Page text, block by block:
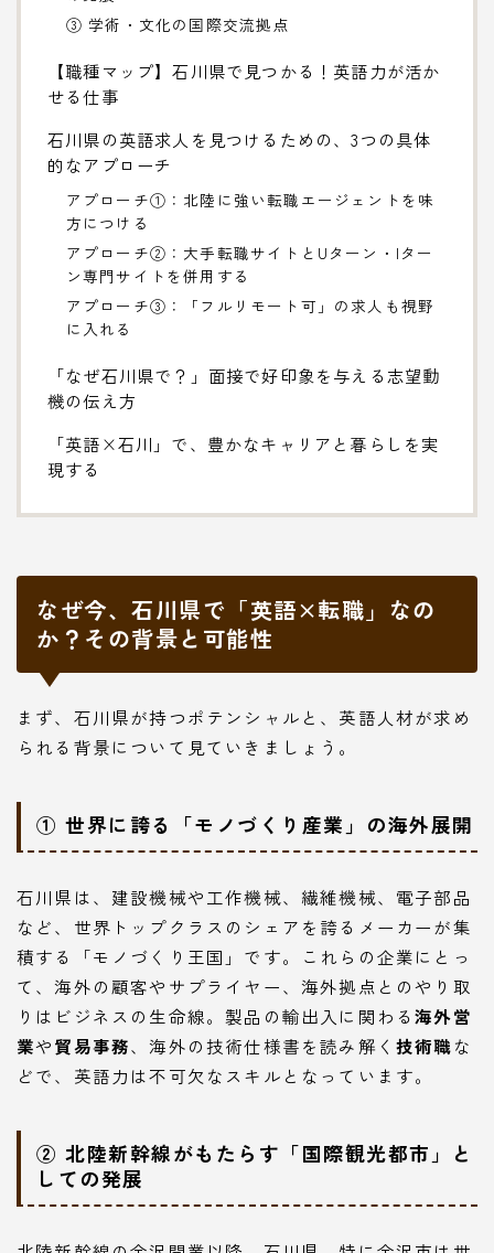
③ 学術・文化の国際交流拠点
【職種マップ】石川県で見つかる！英語力が活か
せる仕事
石川県の英語求人を見つけるための、3つの具体
的なアプローチ
アプローチ①：北陸に強い転職エージェントを味
方につける
アプローチ②：大手転職サイトとUターン・Iター
ン専門サイトを併用する
アプローチ③：「フルリモート可」の求人も視野
に入れる
「なぜ石川県で？」面接で好印象を与える志望動
機の伝え方
「英語×石川」で、豊かなキャリアと暮らしを実
現する
なぜ今、石川県で「英語×転職」なの
か？その背景と可能性
まず、石川県が持つポテンシャルと、英語人材が求め
られる背景について見ていきましょう。
① 世界に誇る「モノづくり産業」の海外展開
石川県は、建設機械や工作機械、繊維機械、電子部品
など、世界トップクラスのシェアを誇るメーカーが集
積する「モノづくり王国」です。これらの企業にとっ
て、海外の顧客やサプライヤー、海外拠点とのやり取
りはビジネスの生命線。製品の輸出入に関わる海外営
業や貿易事務、海外の技術仕様書を読み解く技術職な
どで、英語力は不可欠なスキルとなっています。
② 北陸新幹線がもたらす「国際観光都市」と
しての発展